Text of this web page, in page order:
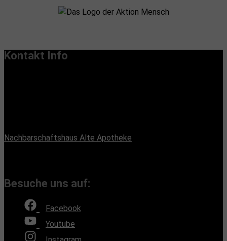
Kontakt Info
Nachbarschaftshaus Alte Apotheke
Besuche uns auf:
Facebook
Youtube